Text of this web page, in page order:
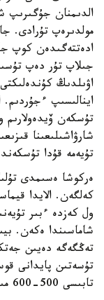
الدىمنان جۇگىرىپ
مولدىرەپ تۇرادى.
ادەتتەگىدەن كوپ
جىلاپ تۇر دەپ
اۋىلدىڭ
اينالىسىپ ءجۇردىم.
تۇسكەن ۆيدەولارىم
شارۋاشىلىعىنا
تۇيەمە قۇدا
كەلگەن. الايدا
تەڭگەگە دەيىن
تۇسەتىن پايدانى
تابىسى 500-600 مىڭ تەڭگەدەن اسادى.